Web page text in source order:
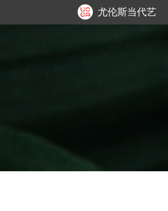
尤伦斯当代艺